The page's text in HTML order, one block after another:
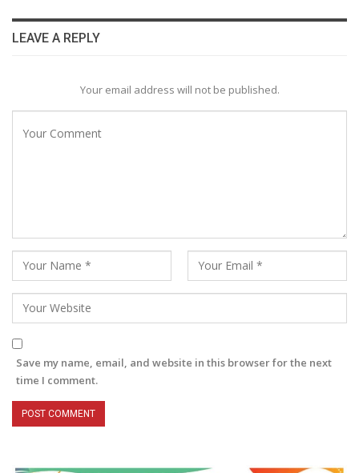
LEAVE A REPLY
Your email address will not be published.
Save my name, email, and website in this browser for the next
time I comment.